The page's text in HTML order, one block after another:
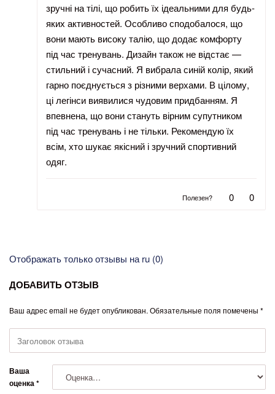
зручні на тілі, що робить їх ідеальними для будь-
яких активностей. Особливо сподобалося, що
вони мають високу талію, що додає комфорту
під час тренувань. Дизайн також не відстає —
стильний і сучасний. Я вибрала синій колір, який
гарно поєднується з різними верхами. В цілому,
ці легінси виявилися чудовим придбанням. Я
впевнена, що вони стануть вірним супутником
під час тренувань і не тільки. Рекомендую їх
всім, хто шукає якісний і зручний спортивний
одяг.
Полезен? 0 0
Отображать только отзывы на ru (0)
ДОБАВИТЬ ОТЗЫВ
Ваш адрес email не будет опубликован. Обязательные поля помечены *
Ваша
оценка*